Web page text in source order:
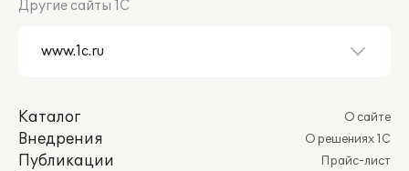
Другие сайты 1С
Каталог
Внедрения
Публикации
О сайте
О решениях 1С
Прайс-лист